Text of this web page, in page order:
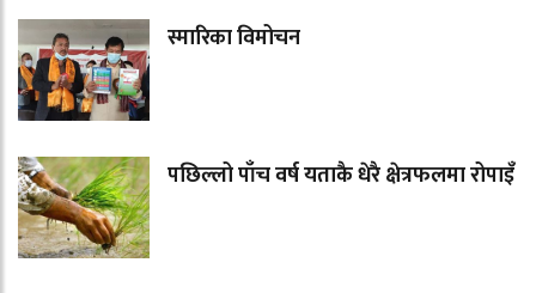
स्मारिका विमोचन
पछिल्लो पाँच वर्ष यताकै धेरै क्षेत्रफलमा रोपाइँ